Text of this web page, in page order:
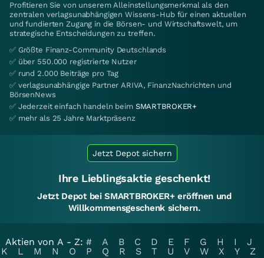
Profitieren Sie von unserem Alleinstellungsmerkmal als den
zentralen verlagsunabhängigen Wissens-Hub für einen aktuellen
und fundierten Zugang in die Börsen- und Wirtschaftswelt, um
strategische Entscheidungen zu treffen.
✅ Größte Finanz-Community Deutschlands
✅ über 550.000 registrierte Nutzer
✅ rund 2.000 Beiträge pro Tag
✅ verlagsunabhängige Partner ARIVA, FinanzNachrichten und
BörsenNews
✅ Jederzeit einfach handeln beim SMARTBROKER+
✅ mehr als 25 Jahre Marktpräsenz
Jetzt Depot sichern
Ihre Lieblingsaktie geschenkt!
Jetzt Depot bei SMARTBROKER+ eröffnen und
Willkommensgeschenk sichern.
Aktien von A - Z: # A B C D E F G H I
J
K
L M N O P Q R S T U V W X Y
Z